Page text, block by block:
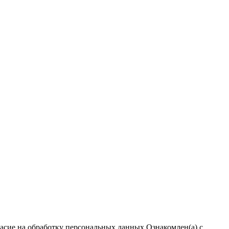
на обработку персональных данных Ознакомлен(а) с